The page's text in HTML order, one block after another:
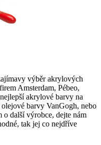
výběr akrylových
Amsterdam, Pébeo,
akrylové barvy na
barvy VanGogh, nebo
o další výrobce, dejte nám
tak jej co nejdříve